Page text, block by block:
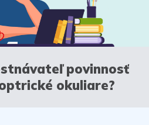
povinnosť
okuliare?